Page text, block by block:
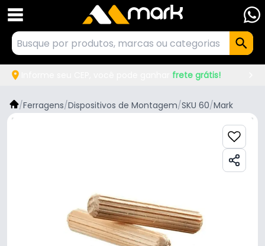
frete grátis!
/Ferragens/Dispositivos de Montagem/SKU 60/Mark